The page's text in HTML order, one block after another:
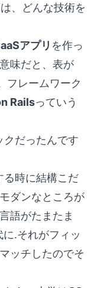
、どんな技術を
アプリ を作っ
味だと、表が
フレームワーク
Railsっていう
クだったんです
る時に結構こだ
ダンなところが
語がたまたま
.それがフィッ
ッチしたのでそ